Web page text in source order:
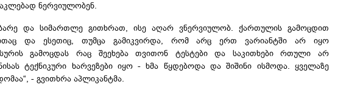
ნერვიულობენ.
და სიმართლე გითხრათ, ისე აღარ ვნერვიულობ. ქართულის გამოცდით
და ესეთიც, თუმცა გამიკვირდა, რომ არც ერთ ვარიანტში არ იყო
გამოცდას რაც შეეხება თვითონ ტესტები და საკითხები რთული არ
ტექნიკური ხარვეზები იყო - ხმა წყდებოდა და შიშინი ისმოდა. ყველაზე
“, - გვითხრააპლიკანტმა